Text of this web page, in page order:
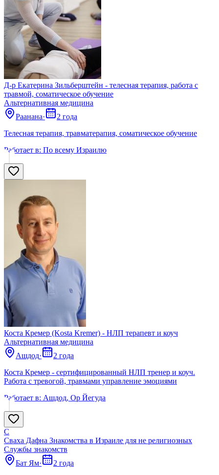
Д-р Екатерина Зильберштейн - телесная терапия, работа с
травмой, соматическое обучение
Альтернативная медицина
Раанана·
2 года
Телесная терапия, травматерапия, соматическое обучение
Работает в: По всему Израилю
Коста Кремер (Kosta Kremer) - НЛП терапевт и коуч
Альтернативная медицина
Ашдод·
2 года
Коста Кремер - сертифицированный НЛП тренер и коуч.
Работа с тревогой, травмами управление эмоциями
Работает в: Ашдод, Ор Йегуда
С
Сваха Дафна Знакомства в Израиле для не религиозных
Службы знакомств
Бат Ям·
2 года